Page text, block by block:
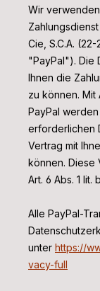
Wir
Cie, S.C.A.
"PayPal"). Die
Ihnen die
zu können. Mit
PayPal
erforderlichen
Vertrag mit
können. Diese
Art. 6 Abs. 1 lit.
Alle PayPal-
unter https://
vacy-full